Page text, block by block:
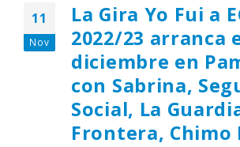
11
Nov
La Gira Yo Fui a
2022/23 arranca
diciembre en
con Sabrina,
Social, La
Frontera, Chimo